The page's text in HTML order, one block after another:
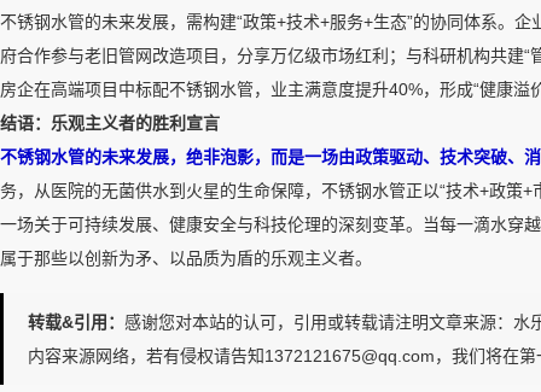
不锈钢水管的未来发展，需构建“政策+技术+服务+生态”的协同体系。
府合作参与老旧管网改造项目，分享万亿级市场红利；与科研机构共建
房企在高端项目中标配不锈钢水管，业主满意度提升40%，形成“健康溢
结语：乐观主义者的胜利宣言
不锈钢水管的未来发展，绝非泡影，而是一场由政策驱动、技术突破、
务，从医院的无菌供水到火星的生命保障，不锈钢水管正以“技术+政策
一场关于可持续发展、健康安全与科技伦理的深刻变革。当每一滴水穿
属于那些以创新为矛、以品质为盾的乐观主义者。
转载&引用： 感谢您对本站的认可，引用或转载请注明文章来源：
内容来源网络，若有侵权请告知1372121675@qq.com，我们将在第